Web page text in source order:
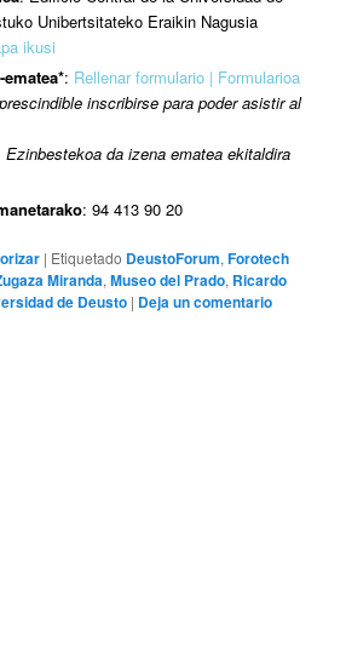
Unibertsitateko Eraikin Nagusia
ikusi
: Rellenar formulario | Formularioa
inscribirse para poder asistir al
da izena ematea ekitaldira
: 94 413 90 20
| Etiquetado DeustoForum,Forotech
Miranda,Museo del Prado, Ricardo
de Deusto | Deja un comentario